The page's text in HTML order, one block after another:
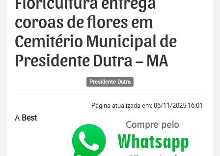
Floricultura entrega
coroas de flores em
Cemitério Municipal de
Presidente Dutra – MA
Presidente Dutra
Página atualizada em: 06/11/2025 16:01
A Best